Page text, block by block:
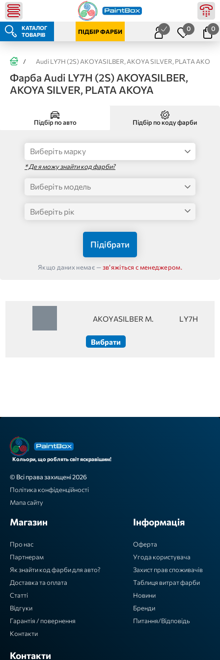
КАТАЛОГ
ТОВАРІВ
ПІДБІР ФАРБИ 0 0
/ Audi LY7H (2S) AKOYASILBER, AKOYA SILVER, PLATA AKOYA
Фарба Audi LY7H (2S) AKOYASILBER,
AKOYA SILVER, PLATA AKOYA
Підбір по авто Підбір по коду фарби
* Де я можу знайти код фарби?
Підібрати
Якщо даних немає —звʼяжіться с менеджером.
AKOYASILBER M. LY7H
Вибрати
Кольори, що роблять світ яскравішим!
© Всі права захищені 2026
Політика конфіденційності
Мапа сайту
Магазин
Про нас
Партнерам
Як знайти код фарби для авто?
Доставка та оплата
Статті
Відгуки
Гарантія / повернення
Контакти
Інформація
Оферта
Угода користувача
Захист прав споживачів
Таблиця витрат фарби
Новини
Бренди
Питання/Відповідь
Контакти